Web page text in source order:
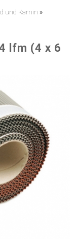
und Kamin »
lfm (4 x 6